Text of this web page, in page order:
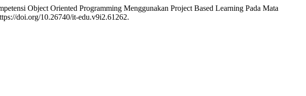
Object Oriented Programming Menggunakan Project Based Learning Pada Mata
doi.org/10.26740/it-edu.v9i2.61262.